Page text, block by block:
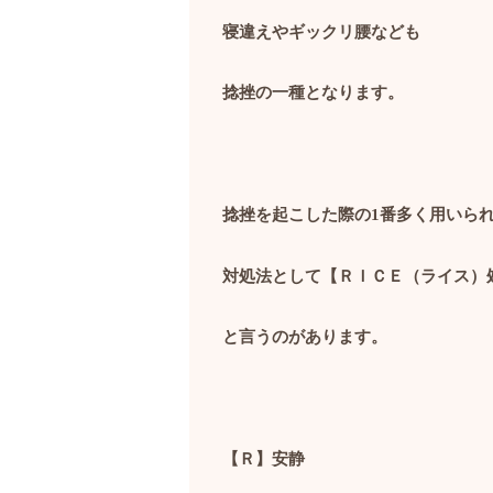
寝違えやギックリ腰なども
捻挫の一種となります。
捻挫を起こした際の1番多く用いら
対処法として【ＲＩＣＥ（ライス）
と言うのがあります。
【Ｒ】安静